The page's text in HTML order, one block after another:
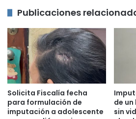
Publicaciones
Solicita Fiscalía fecha
para formulación de
imputación a adolescente
de
sin